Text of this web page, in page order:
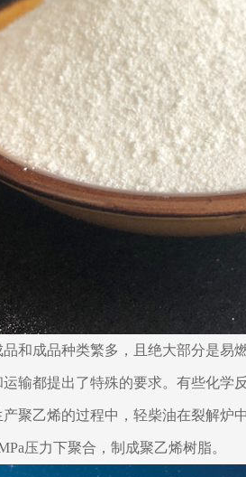
和成品种类繁多，且绝大部分是易
输都提出了特殊的要求。有些化学
聚乙烯的过程中，轻柴油在裂解
压力下聚合，制成聚乙烯树脂。